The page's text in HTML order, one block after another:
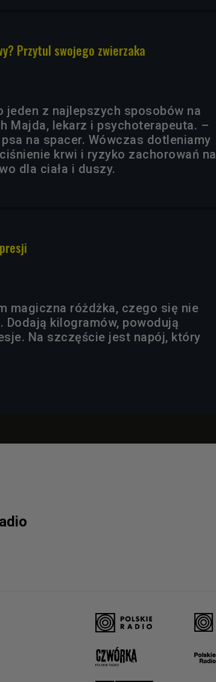
Przytul swojego zwierzaka
jeden z najlepszych sposobów na
Majda, lekarz i psychoterapeuta. –
na spacer. Wówczas dotleniamy
krwi i ryzyko zachorowań na
dla ciała i duszy.
magiczna różdżka, czego się nie
kilogramów, powodują
Na szczęście jest napój, który